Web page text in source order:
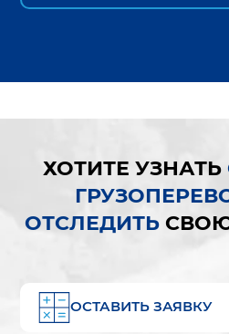
ХОТИТЕ УЗНАТЬ
ОТСЛЕДИТЬ
ОСТАВИТЬ ЗАЯВКУ